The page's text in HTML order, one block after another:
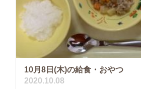
10月8日(木)の給食・おやつ
2020.10.08